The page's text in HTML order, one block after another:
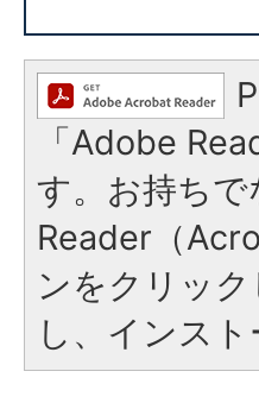
「Adobe
す。お持ち
Reader（
ンをクリッ
し、インス